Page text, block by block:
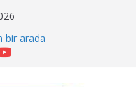
bir arada
açıldı